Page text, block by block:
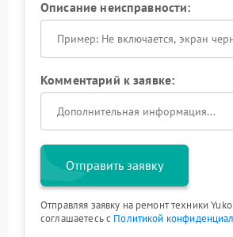
Описание неисправности:
Комментарий к заявке:
Отправить заявку
Отправляя заявку на ремонт техники
соглашаетесь с Политикой